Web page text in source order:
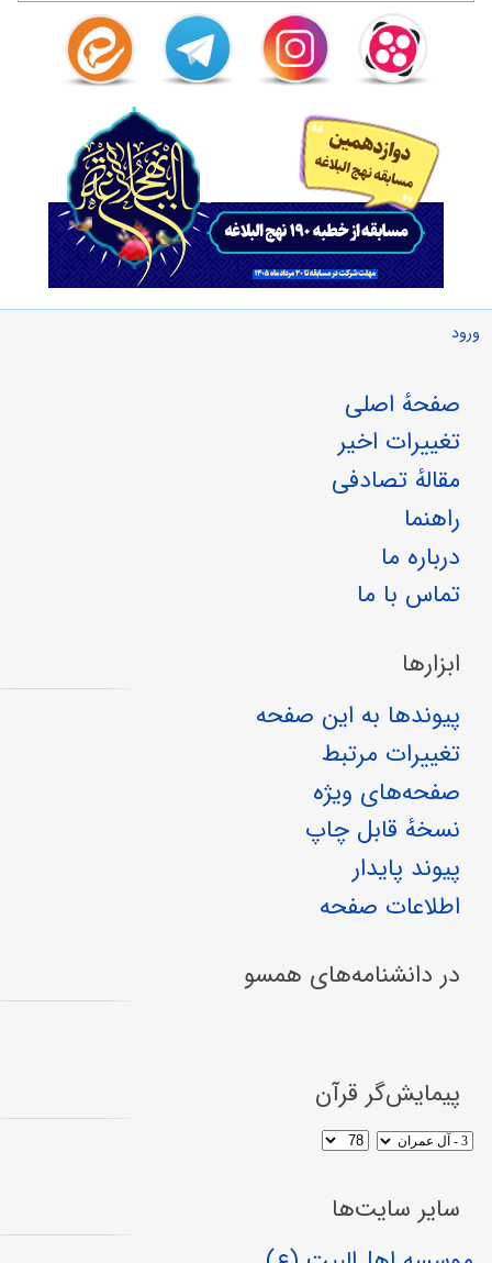
ورود
صفحهٔ اصلی
تغییرات اخیر
مقالهٔ تصادفی
راهنما
درباره ما
تماس با ما
ابزارها
پیوندها به این صفحه
تغییرات مرتبط
صفحه‌های ویژه
نسخهٔ قابل چاپ
پیوند پایدار
اطلاعات صفحه
در دانشنامه‌های همسو
پیمایش‌گر قرآن
سایر سایت‌ها